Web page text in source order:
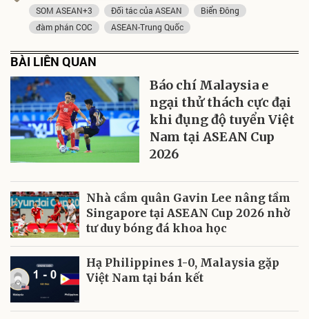
SOM ASEAN+3
Đối tác của ASEAN
Biển Đông
đàm phán COC
ASEAN-Trung Quốc
BÀI LIÊN QUAN
Báo chí Malaysia e
ngại thử thách cực đại
khi đụng độ tuyển Việt
Nam tại ASEAN Cup
2026
Nhà cầm quân Gavin Lee nâng tầm
Singapore tại ASEAN Cup 2026 nhờ
tư duy bóng đá khoa học
Hạ Philippines 1-0, Malaysia gặp
Việt Nam tại bán kết